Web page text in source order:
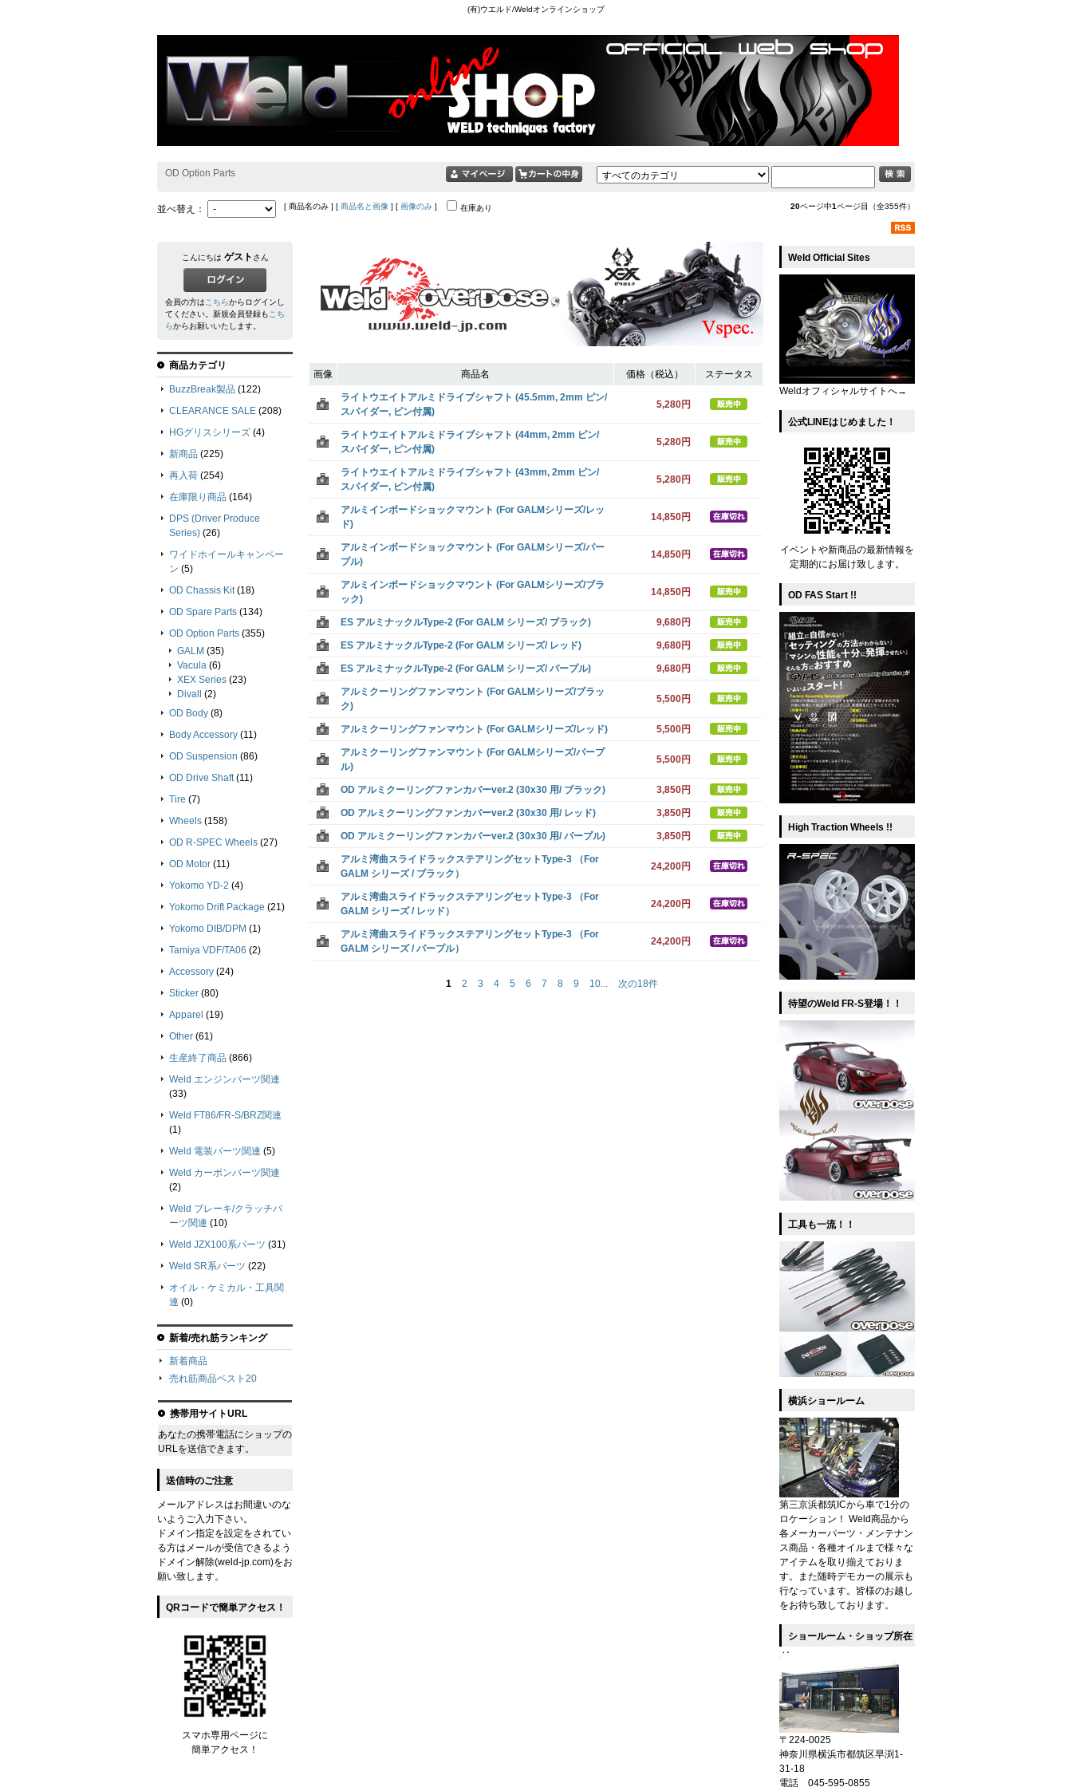
(有)ウエルド/Weldオンラインショップ
OD Option Parts
並べ替え： [ 商品名のみ ] [ 商品名と画像 ] [ 画像のみ ] 在庫あり 20ページ中1ページ目（全355件）
画像 商品名 価格（税込） ステータス
ライトウエイトアルミドライブシャフト (45.5mm, 2mm ピン/
スパイダー, ピン付属)
5,280円
ライトウエイトアルミドライブシャフト (44mm, 2mm ピン/
スパイダー, ピン付属)
5,280円
ライトウエイトアルミドライブシャフト (43mm, 2mm ピン/
スパイダー, ピン付属)
5,280円
アルミインボードショックマウント (For GALMシリーズ/レッ
ド)
14,850円
アルミインボードショックマウント (For GALMシリーズ/パー
プル)
14,850円
アルミインボードショックマウント (For GALMシリーズ/ブラ
ック)
14,850円
ES アルミナックルType-2 (For GALM シリーズ/ ブラック) 9,680円
ES アルミナックルType-2 (For GALM シリーズ/ レッド) 9,680円
ES アルミナックルType-2 (For GALM シリーズ/ パープル) 9,680円
アルミクーリングファンマウント (For GALMシリーズ/ブラッ
ク)
5,500円
アルミクーリングファンマウント (For GALMシリーズ/レッド) 5,500円
アルミクーリングファンマウント (For GALMシリーズ/パープ
ル)
5,500円
OD アルミクーリングファンカバーver.2 (30x30 用/ ブラック) 3,850円
OD アルミクーリングファンカバーver.2 (30x30 用/ レッド) 3,850円
OD アルミクーリングファンカバーver.2 (30x30 用/ パープル) 3,850円
アルミ湾曲スライドラックステアリングセットType-3 （For
GALM シリーズ / ブラック）
24,200円
アルミ湾曲スライドラックステアリングセットType-3 （For
GALM シリーズ / レッド）
24,200円
アルミ湾曲スライドラックステアリングセットType-3 （For
GALM シリーズ / パープル）
24,200円
1 2 3 4 5 6 7 8 9 10... 次の18件
こんにちは ゲスト さん
会員の方はこちらからログインし
てください。新規会員登録もこち
らからお願いいたします。
商品カテゴリ
BuzzBreak製品 (122)
CLEARANCE SALE (208)
HGグリスシリーズ (4)
新商品 (225)
再入荷 (254)
在庫限り商品 (164)
DPS (Driver Produce
Series) (26)
ワイドホイールキャンペー
ン (5)
OD Chassis Kit (18)
OD Spare Parts (134)
OD Option Parts (355)
GALM (35)
Vacula (6)
XEX Series (23)
Divall
(2)
OD Body (8)
Body Accessory (11)
OD Suspension (86)
OD Drive Shaft (11)
Tire (7)
Wheels (158)
OD R-SPEC Wheels (27)
OD Motor (11)
Yokomo YD-2 (4)
Yokomo Drift Package (21)
Yokomo DIB/DPM (1)
Tamiya VDF/TA06 (2)
Accessory (24)
Sticker (80)
Apparel (19)
Other (61)
生産終了商品 (866)
Weld エンジンパーツ関連
(33)
Weld FT86/FR-S/BRZ関連
(1)
Weld 電装パーツ関連 (5)
Weld カーボンパーツ関連
(2)
Weld ブレーキ/クラッチパ
ーツ関連 (10)
Weld JZX100系パーツ (31)
Weld SR系パーツ (22)
オイル・ケミカル・工具関
連 (0)
新着/売れ筋ランキング
新着商品
売れ筋商品ベスト20
携帯用サイトURL
あなたの携帯電話にショップの
URLを送信できます。
送信時のご注意
メールアドレスはお間違いのな
いようご入力下さい。
ドメイン指定を設定をされてい
る方はメールが受信できるよう
ドメイン解除(weld-jp.com)をお
願い致します。
QRコードで簡単アクセス！
スマホ専用ページに
簡単アクセス！
Weld Official Sites
Weldオフィシャルサイトへ→
公式LINEはじめました！
イベントや新商品の最新情報を
定期的にお届け致します。
OD FAS Start !!
High Traction Wheels !!
待望のWeld FR-S登場！！
工具も一流！！
横浜ショールーム
第三京浜都筑ICから車で1分の
ロケーション！ Weld商品から
各メーカーパーツ・メンテナン
ス商品・各種オイルまで様々な
アイテムを取り揃えておりま
す。また随時デモカーの展示も
行なっています。皆様のお越し
をお待ち致しております。
ショールーム・ショップ所在
〒224-0025
神奈川県横浜市都筑区早渕1-
31-18
電話 045-595-0855